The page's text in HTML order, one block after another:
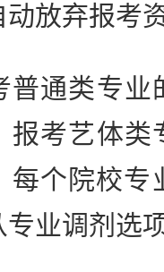
放弃报考资
类专业
报考艺体
每个院校
业调剂选项